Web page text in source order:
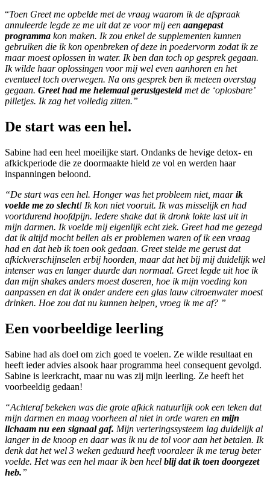
“Toen Greet me opbelde met de vraag waarom ik de afspraak
annuleerde legde ze me uit dat ze voor mij een aangepast
programma kon maken. Ik zou enkel de supplementen kunnen
gebruiken die ik kon openbreken of deze in poedervorm zodat ik ze
maar moest oplossen in water. Ik ben dan toch op gesprek gegaan.
Ik wilde haar oplossingen voor mij wel even aanhoren en het
eventueel toch overwegen. Na ons gesprek ben ik meteen overstag
gegaan. Greet had me helemaal gerustgesteldmet de ‘oplosbare’
pilletjes. Ik zag het volledig zitten.”
De start was een hel.
Sabine had een heel moeilijke start. Ondanks de hevige detox- en
afkickperiode die ze doormaakte hield ze vol en werden haar
inspanningen beloond.
“De start was een hel. Honger was het probleem niet, maarik
voelde me zo slecht! Ik kon niet vooruit. Ik was misselijk en had
voortdurend hoofdpijn. Iedere shake dat ik dronk lokte last uit in
mijn darmen. Ik voelde mij eigenlijk echt ziek. Greet had me gezegd
dat ik altijd mocht bellen als er problemen waren of ik een vraag
had en dat heb ik toen ook gedaan. Greet stelde me gerust dat
afkickverschijnselen erbij hoorden, maar dat het bij mij duidelijk wel
intenser was en langer duurde dan normaal. Greet legde uit hoe ik
dan mijn shakes anders moest doseren, hoe ik mijn voeding kon
aanpassen en dat ik onder andere een glas lauw citroenwater moest
drinken. Hoe zou dat nu kunnen helpen, vroeg ik me af? ”
Een voorbeeldige leerling
Sabine had als doel om zich goed te voelen. Ze wilde resultaat en
heeft ieder advies alsook haar programma heel consequent gevolgd.
Sabine is leerkracht, maar nu was zij mijn leerling. Ze heeft het
voorbeeldig gedaan!
“Achteraf bekeken was die grote afkick natuurlijk ook een teken dat
mijn darmen en maag voorheen al niet in orde waren en mijn
lichaam nu een signaal gaf. Mijn verteringssysteem lag duidelijk al
langer in de knoop en daar was ik nu de tol voor aan het betalen. Ik
denk dat het wel 3 weken geduurd heeft vooraleer ik me terug beter
voelde. Het was een hel maar ik ben heel blij dat ik toen doorgezet
heb.”